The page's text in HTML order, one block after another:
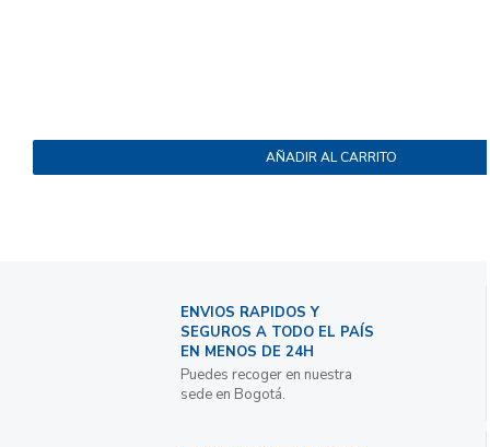
AÑADIR AL CARRITO
ENVIOS RAPIDOS Y
SEGUROS A TODO EL PAÍS
EN MENOS DE 24H
Puedes recoger en nuestra
sede en Bogotá.